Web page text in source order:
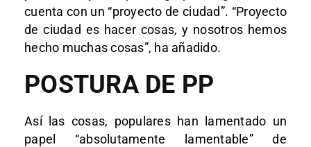
cuenta con un “proyecto de ciudad”. “Proyecto
de ciudad es hacer cosas, y nosotros hemos
hecho muchas cosas”, ha añadido.
POSTURA DE PP
Así las cosas, populares han lamentado un
papel “absolutamente lamentable” de